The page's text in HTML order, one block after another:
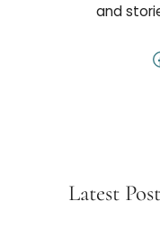
and
Facebook
Latest